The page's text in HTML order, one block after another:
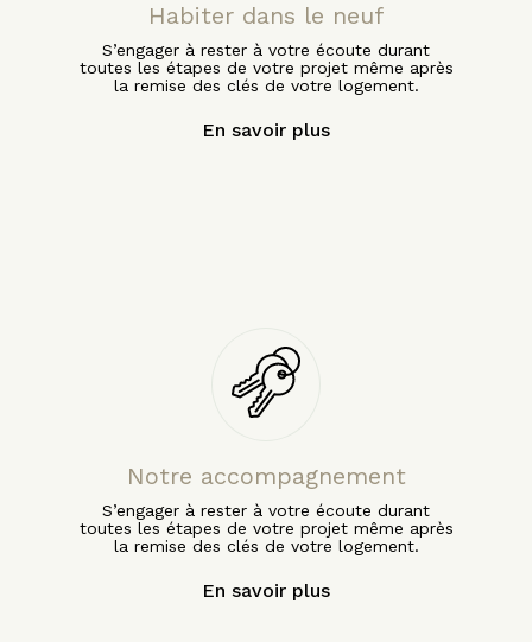
Habiter dans le neuf
S’engager à rester à votre écoute durant
toutes les étapes de votre projet même après
la remise des clés de votre logement.
En savoir plus
Notre accompagnement
S’engager à rester à votre écoute durant
toutes les étapes de votre projet même après
la remise des clés de votre logement.
En savoir plus